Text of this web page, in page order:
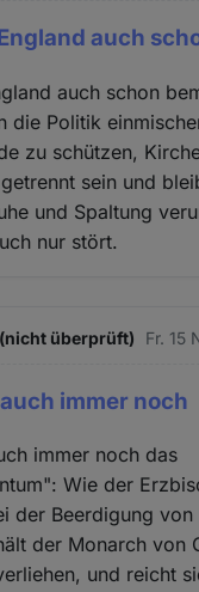
auch
auch schon
die Politik
zu schützen,
sein und
und Spaltung
nur stört.
überprüft) Fr. 15
immer noch
immer noch das
Wie der
der Beerdigung von
der Monarch von
und reicht